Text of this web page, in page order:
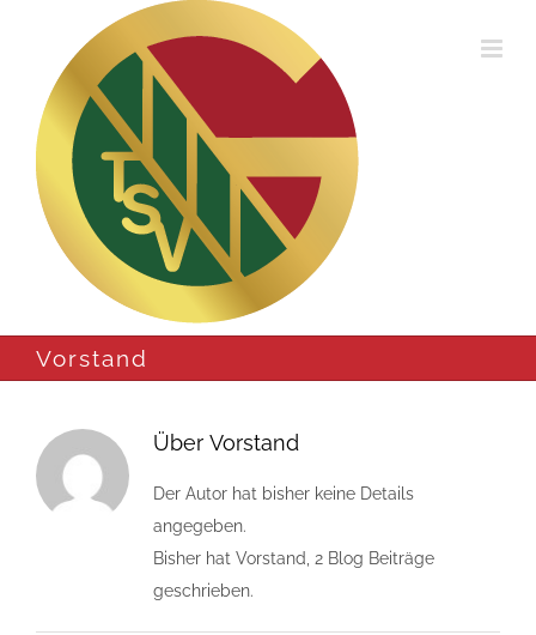
springen
Vorstand
Über Vorstand
Der Autor hat bisher keine Details
angegeben.
Bisher hat Vorstand, 2 Blog Beiträge
geschrieben.